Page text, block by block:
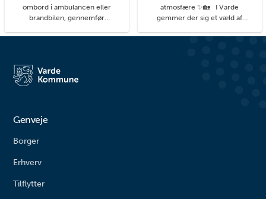
ombord i ambulancen eller
brandbilen, gennemfør
du kan. På legepladsen i
større børn. Her finder du alt fra
vipper og klatrestativ til
atmosfære ✨🏡 I Varde
gemmer der sig et væld af
detaljer, du kan få øje på, når du
Genveje
Borger
Erhverv
Tilflytter